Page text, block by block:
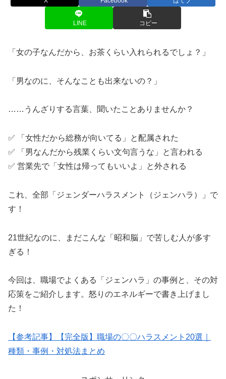
LINE コピー
「女の子なんだから、お茶くらい入れられるでしょ？」
「男なのに、そんなことも出来ないの？」
……うんざりする言葉、聞いたことありませんか？
✅ 「女性だから総務が向いてる」と配属された
✅ 「男なんだから残業くらい文句言うな」と言われる
✅ 営業先で「女性は帰ってもいいよ」と外される
これ、全部「ジェンダーハラスメント（ジェンハラ）」で
す！
21世紀なのに、まだこんな「昭和脳」で苦しむ人が多す
ぎる！
今回は、職場でよくある「ジェンハラ」の事例と、その対
応策をご紹介します。怒りのエネルギーで書き上げまし
た！
【参考記事】【完全版】職場の〇〇ハラスメント20選｜
種類・事例・対処法まとめ